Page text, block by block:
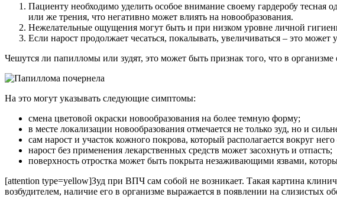
Пациенту необходимо уделить особое внимание своему гардеробу
или же трения, что негативно может влиять на новообразования.
Нежелательные ощущения могут быть и при низком уровне личной
Если нарост продолжает чесаться, покалывать, увеличиваться – это может
Чешутся ли папилломы или зудят, это может быть признак того, что в организме
На это могут указывать следующие симптомы:
смена цветовой окраски новообразования на более темную форму;
в месте локализации новообразования отмечается не только зуд, но и
сам нарост и участок кожного покрова, который располагается вокруг
нарост без применения лекарственных средств может засохнуть и отпасть;
поверхность отростка может быть покрыта незаживающими язвами,
[attention type=yellow]Зуд при ВПЧ сам собой не возникает. Такая картина
возбудителем, наличие его в организме выражается в появлении на слизистых